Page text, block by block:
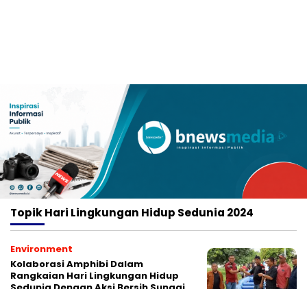
TopikHari Lingkungan Hidup Sedunia 2024
Environment
Kolaborasi Amphibi Dalam
Rangkaian Hari Lingkungan Hidup